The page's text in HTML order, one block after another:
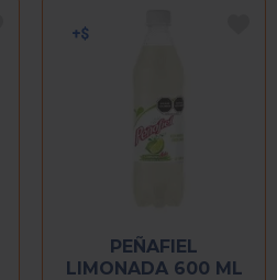
PEÑAFIEL
LIMONADA 600 ML